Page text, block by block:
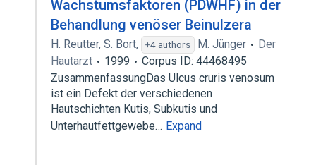
Wachstumsfaktoren (PDWHF) in der
Behandlung venöser Beinulzera
H. Reutter, S. Bort, +4 authors M. Jünger
Der
Hautarzt
1999
Corpus ID: 44468495
ZusammenfassungDas Ulcus cruris venosum
ist ein Defekt der verschiedenen
Hautschichten Kutis, Subkutis und
Unterhautfettgewebe… Expand